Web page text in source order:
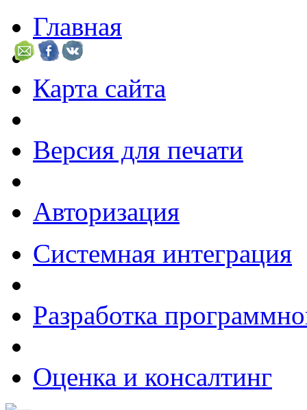
Главная
Карта сайта
Версия для печати
Авторизация
Системная интеграция
Разработка
Оценка и консалтинг